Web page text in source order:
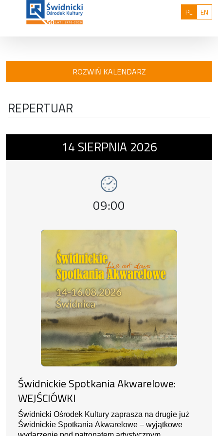
Przejdź do treści
PLPolski
EN
ROZWIŃ KALENDARZ
REPERTUAR
Wydarzenie numer 1: Świdnickie
14 SIERPNIA 2026
Godzina wydarzenia,
09:00
Świdnickie Spotkania Akwarelowe:
WEJŚCIÓWKI
Świdnicki Ośrodek Kultury zaprasza na drugie już
Świdnickie Spotkania Akwarelowe – wyjątkowe